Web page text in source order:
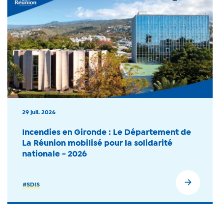
29 juil. 2026
Incendies en Gironde : Le Département de
La Réunion mobilisé pour la solidarité
nationale - 2026
#SDIS